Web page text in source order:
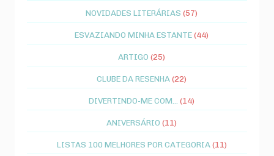
NOVIDADES LITERÁRIAS (57)
ESVAZIANDO MINHA ESTANTE(44)
ARTIGO (25)
CLUBE DA RESENHA(22)
DIVERTINDO-ME COM... (14)
ANIVERSÁRIO (11)
LISTAS 100 MELHORES POR CATEGORIA (11)